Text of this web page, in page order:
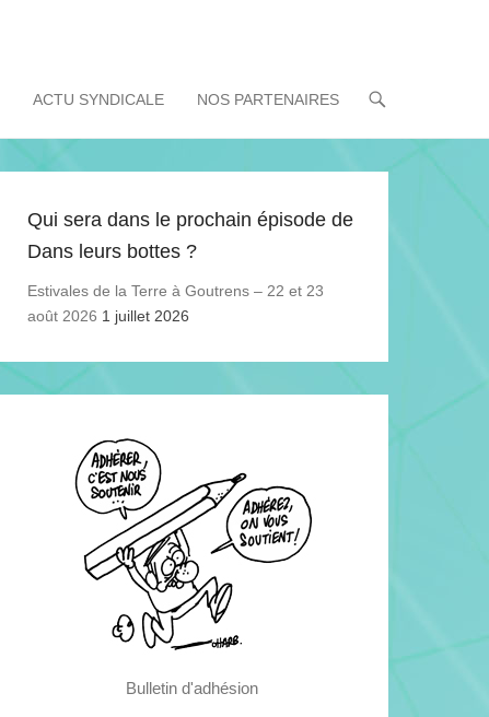
ACTU SYNDICALE NOS PARTENAIRES
Qui sera dans le prochain épisode de
Dans leurs bottes ?
Estivales de la Terre à Goutrens – 22 et 23
août 2026 1 juillet 2026
Bulletin d'adhésion